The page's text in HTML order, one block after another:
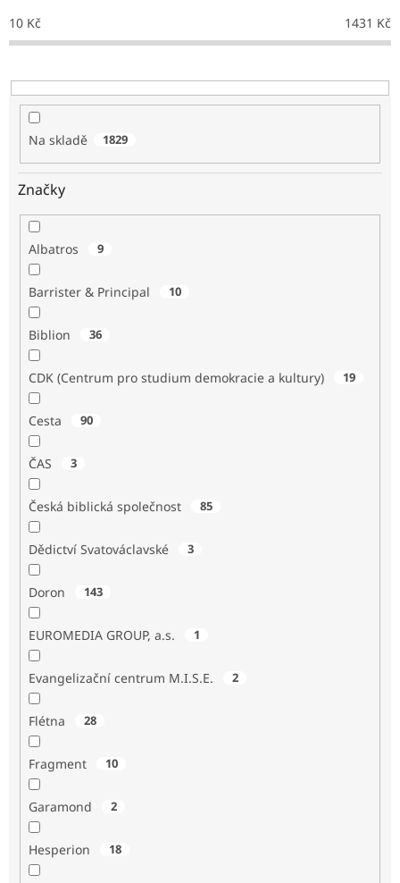
k
t
10 Kč 1431 Kč
Na skladě 1829
Značky
Albatros 9
Barrister & Principal 10
Biblion 36
CDK (Centrum pro studium demokracie a kultury) 19
Cesta 90
ČAS 3
Česká biblická společnost 85
Dědictví Svatováclavské 3
Doron 143
EUROMEDIA GROUP, a.s. 1
Evangelizační centrum M.I.S.E. 2
Flétna 28
Fragment 10
Garamond 2
Hesperion 18